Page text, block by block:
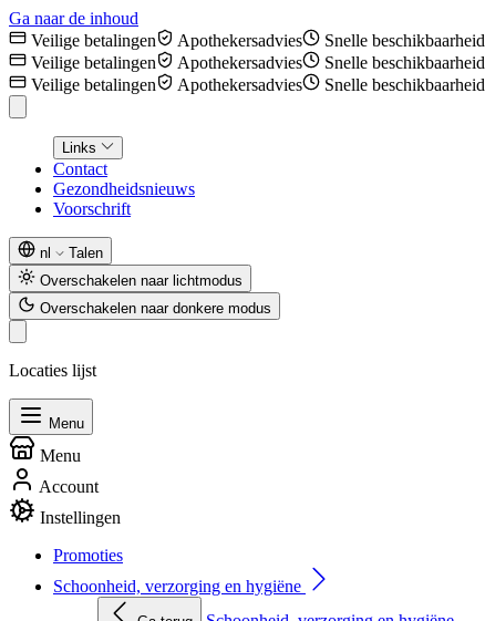
Ga naar de inhoud
Veilige betalingen
Apothekersadvies
Snelle beschikbaarheid
Veilige betalingen
Apothekersadvies
Snelle beschikbaarheid
Veilige betalingen
Apothekersadvies Snelle beschikbaarheid
Links
Contact
Gezondheidsnieuws
Voorschrift
nl
Talen
Overschakelen naar lichtmodus
Overschakelen naar donkere modus
Locaties lijst
Menu
Menu
Account
Instellingen
Promoties
Schoonheid, verzorging en hygiëne